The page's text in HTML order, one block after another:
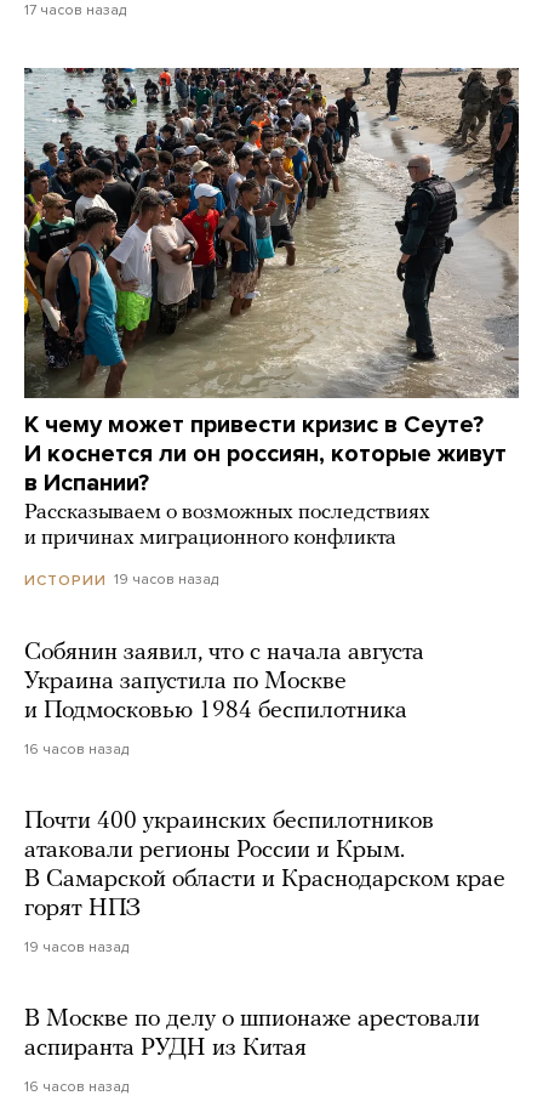
17 часов назад
К чему может привести кризис в Сеуте?
И коснется ли он россиян, которые живут
в Испании?
Рассказываем о возможных последствиях
и причинах миграционного конфликта
ИСТОРИИ 19 часов назад
Собянин заявил, что с начала августа
Украина запустила по Москве
и Подмосковью 1984 беспилотника
16 часов назад
Почти 400 украинских беспилотников
атаковали регионы России и Крым.
В Самарской области и Краснодарском крае
горят НПЗ
19 часов назад
В Москве по делу о шпионаже арестовали
аспиранта РУДН из Китая
16 часов назад